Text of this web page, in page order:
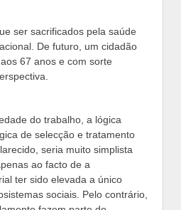
ser sacrificados pela saúde
De futuro, um cidadão
67 anos e com sorte
do trabalho, a lógica
de selecção e tratamento
seria muito simplista
ao facto de a
ter sido elevada a único
sociais. Pelo contrário,